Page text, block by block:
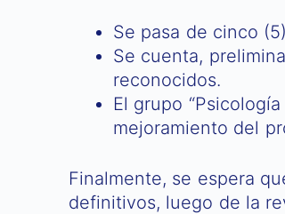
Se pasa de cinco
Se cuenta,
reconocidos.
El grupo
mejoramiento del
Finalmente, se espera
definitivos, luego de la